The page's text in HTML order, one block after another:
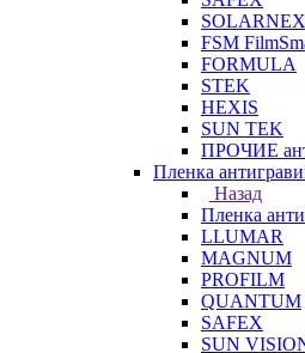
SOLARNEX
FSM
FORMULA
STEK
HEXIS
SUN TEK
ПРОЧИЕ
Пленка
Назад
Пленка
LLUMAR
MAGNUM
PROFILM
QUANTUM
SAFEX
SUN